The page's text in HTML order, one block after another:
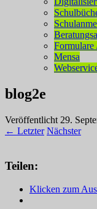
Mensa
blog2e
Veröffentlicht 29.
← Letzter Nächster
Teilen:
Klicken zum